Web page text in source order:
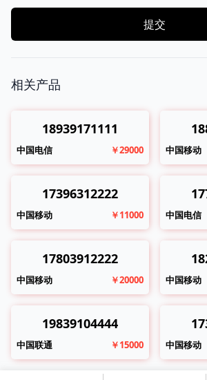
提交
相关产品
18939171111
中国电信 ￥29000 中国移动
17396312222
中国移动 ￥11000 中国电信
17803912222
中国移动 ￥20000 中国移动
19839104444
中国联通 ￥15000 中国移动